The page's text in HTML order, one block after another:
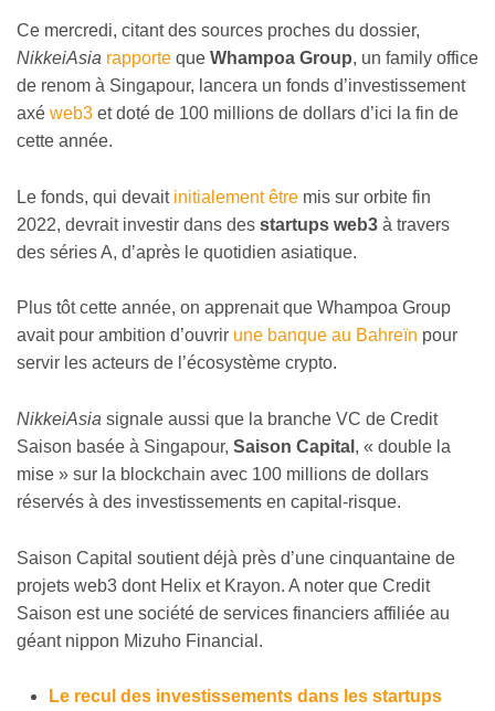
Ce mercredi, citant des sources proches du dossier,
NikkeiAsia rapporte que Whampoa Group, un family office
de renom à Singapour, lancera un fonds d’investissement
axé web3 et doté de 100 millions de dollars d’ici la fin de
cette année.
Le fonds, qui devait initialement être mis sur orbite fin
2022, devrait investir dans des startups web3 à travers
des séries A, d’après le quotidien asiatique.
Plus tôt cette année, on apprenait que Whampoa Group
avait pour ambition d’ouvrir une banque au Bahreïn pour
servir les acteurs de l’écosystème crypto.
NikkeiAsia signale aussi que la branche VC de Credit
Saison basée à Singapour, Saison Capital , « double la
mise » sur la blockchain avec 100 millions de dollars
réservés à des investissements en capital-risque.
Saison Capital soutient déjà près d’une cinquantaine de
projets web3 dont Helix et Krayon. A noter que Credit
Saison est une société de services financiers affiliée au
géant nippon Mizuho Financial.
Le recul des investissements dans les startups